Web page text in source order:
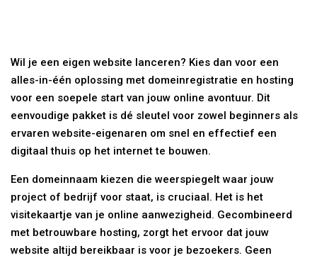
Wil je een eigen website lanceren? Kies dan voor een
alles-in-één oplossing met domeinregistratie en hosting
voor een soepele start van jouw online avontuur. Dit
eenvoudige pakket is dé sleutel voor zowel beginners als
ervaren website-eigenaren om snel en effectief een
digitaal thuis op het internet te bouwen.
Een domeinnaam kiezen die weerspiegelt waar jouw
project of bedrijf voor staat, is cruciaal. Het is het
visitekaartje van je online aanwezigheid. Gecombineerd
met betrouwbare hosting, zorgt het ervoor dat jouw
website altijd bereikbaar is voor je bezoekers. Geen